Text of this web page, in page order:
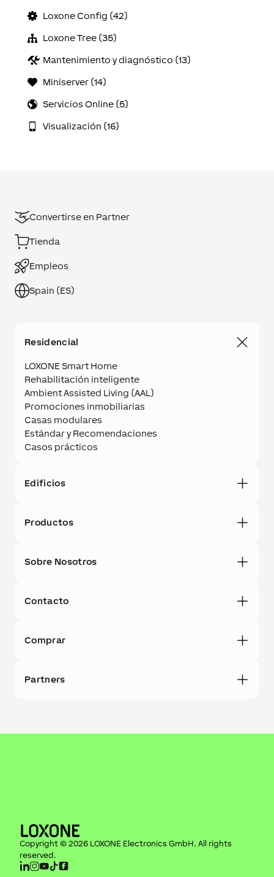
Loxone Config (42)
Loxone Tree (35)
Mantenimiento y diagnóstico (13)
Miniserver (14)
Servicios Online (5)
Visualización (16)
Convertirse en Partner
Tienda
Empleos
Spain (ES)
Residencial
LOXONE Smart Home
Rehabilitación inteligente
Ambient Assisted Living (AAL)
Promociones inmobiliarias
Casas modulares
Estándar y Recomendaciones
Casos prácticos
Edificios
Productos
Sobre Nosotros
Contacto
Comprar
Partners
Copyright © 2026 LOXONE Electronics GmbH. All rights
reserved.